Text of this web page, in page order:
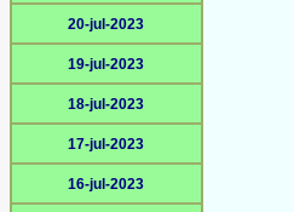
20-jul-2023
19-jul-2023
18-jul-2023
17-jul-2023
16-jul-2023